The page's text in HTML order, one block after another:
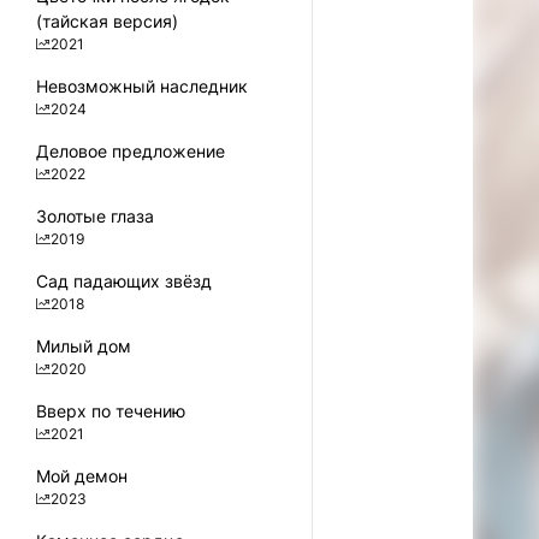
(тайская версия)
2021
Невозможный наследник
2024
Деловое предложение
2022
Золотые глаза
2019
Сад падающих звёзд
2018
Милый дом
2020
Вверх по течению
2021
Мой демон
2023